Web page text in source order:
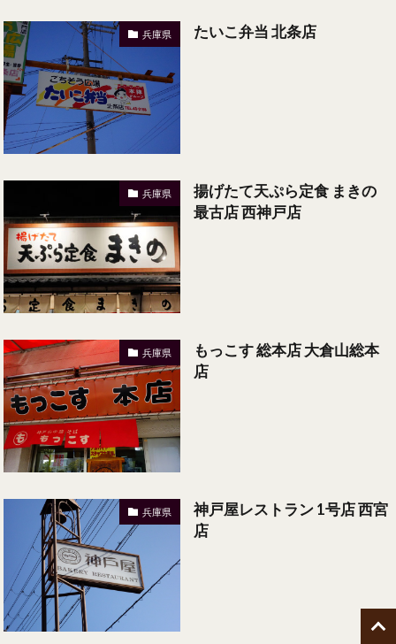
兵庫県 たいこ弁当 北条店
兵庫県
揚げたて天ぷら定食 まきの
最古店 西神戸店
兵庫県
もっこす 総本店 大倉山総本
店
兵庫県
神戸屋レストラン 1号店 西宮
店